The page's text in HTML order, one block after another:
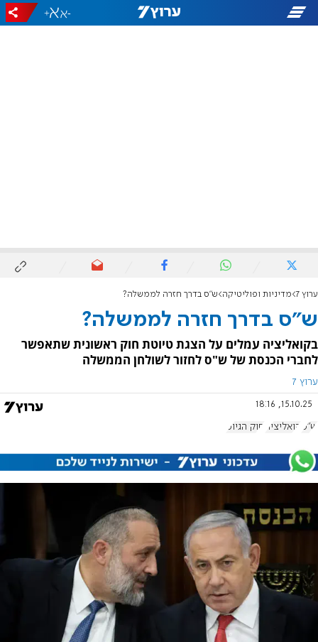
-
+
ערוץ 7 מדיניות ופוליטיקה ש"ס בדרך חזרה לממשלה?
ש"ס בדרך חזרה לממשלה?
בקואליציה עמלים על הצגת טיוטת חוק ראשונית שתאפשר
לחברי הכנסת של ש"ס לחזור לשולחן הממשלה
ערוץ 7
15.10.25, 18:16
ש"ס קואליציה חוק הגיוס